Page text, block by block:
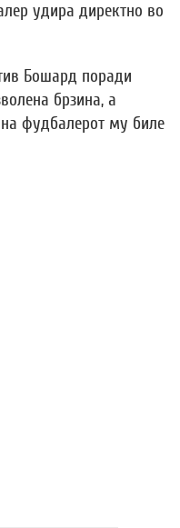
удира директно во
Бошард поради
брзина, а
фудбалерот му биле